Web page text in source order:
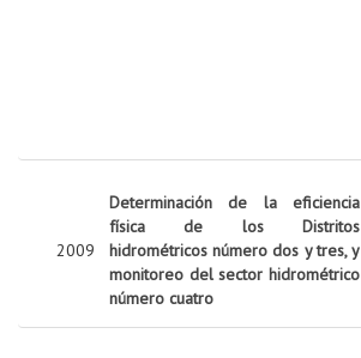
2009
Determinación de la eficiencia
física de los Distritos
hidrométricos número dos y tres, y
monitoreo del sector hidrométrico
número cuatro